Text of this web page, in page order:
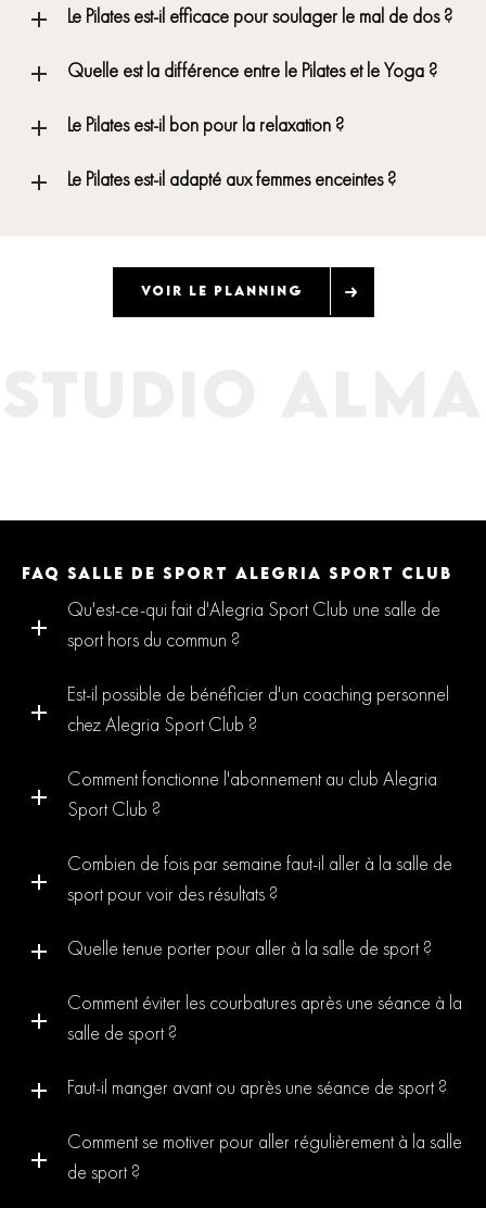
Le Pilates est-il efficace pour soulager le mal de dos ?
Quelle est la différence entre le Pilates et le Yoga ?
Le Pilates est-il bon pour la relaxation ?
Le Pilates est-il adapté aux femmes enceintes ?
VOIR LE PLANNING
FAQ SALLE DE SPORT ALEGRIA SPORT CLUB
Qu'est-ce-qui fait d'Alegria Sport Club une salle de
sport hors du commun ?
Est-il possible de bénéficier d'un coaching personnel
chez Alegria Sport Club ?
Comment fonctionne l'abonnement au club Alegria
Sport Club ?
Combien de fois par semaine faut-il aller à la salle de
sport pour voir des résultats ?
Quelle tenue porter pour aller à la salle de sport ?
Comment éviter les courbatures après une séance à la
salle de sport ?
Faut-il manger avant ou après une séance de sport ?
Comment se motiver pour aller régulièrement à la salle
de sport ?